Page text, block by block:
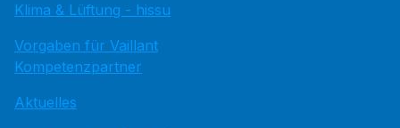
Klima & Lüftung - hissu
Vorgaben für Vaillant
Kompetenzpartner
Aktuelles